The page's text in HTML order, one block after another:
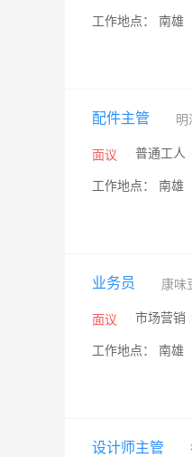
工作地点： 南雄
配件主管 明
面议 普通工人
工作地点： 南雄
业务员 康味
面议 市场营销
工作地点： 南雄
设计师主管